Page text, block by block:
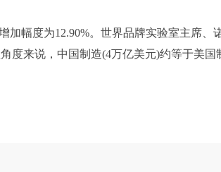
加幅度为12.90%。世界品牌实验室主席、
度来说，中国制造(4万亿美元)约等于美国